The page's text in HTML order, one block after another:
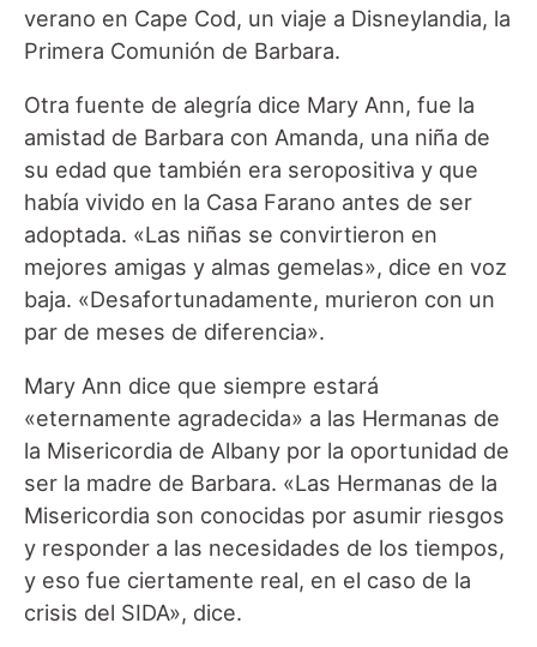
verano en Cape Cod, un viaje a Disneylandia, la
Primera Comunión de Barbara.
Otra fuente de alegría dice Mary Ann, fue la
amistad de Barbara con Amanda, una niña de
su edad que también era seropositiva y que
había vivido en la Casa Farano antes de ser
adoptada. «Las niñas se convirtieron en
mejores amigas y almas gemelas», dice en voz
baja. «Desafortunadamente, murieron con un
par de meses de diferencia».
Mary Ann dice que siempre estará
«eternamente agradecida» a las Hermanas de
la Misericordia de Albany por la oportunidad de
ser la madre de Barbara. «Las Hermanas de la
Misericordia son conocidas por asumir riesgos
y responder a las necesidades de los tiempos,
y eso fue ciertamente real, en el caso de la
crisis del SIDA», dice.